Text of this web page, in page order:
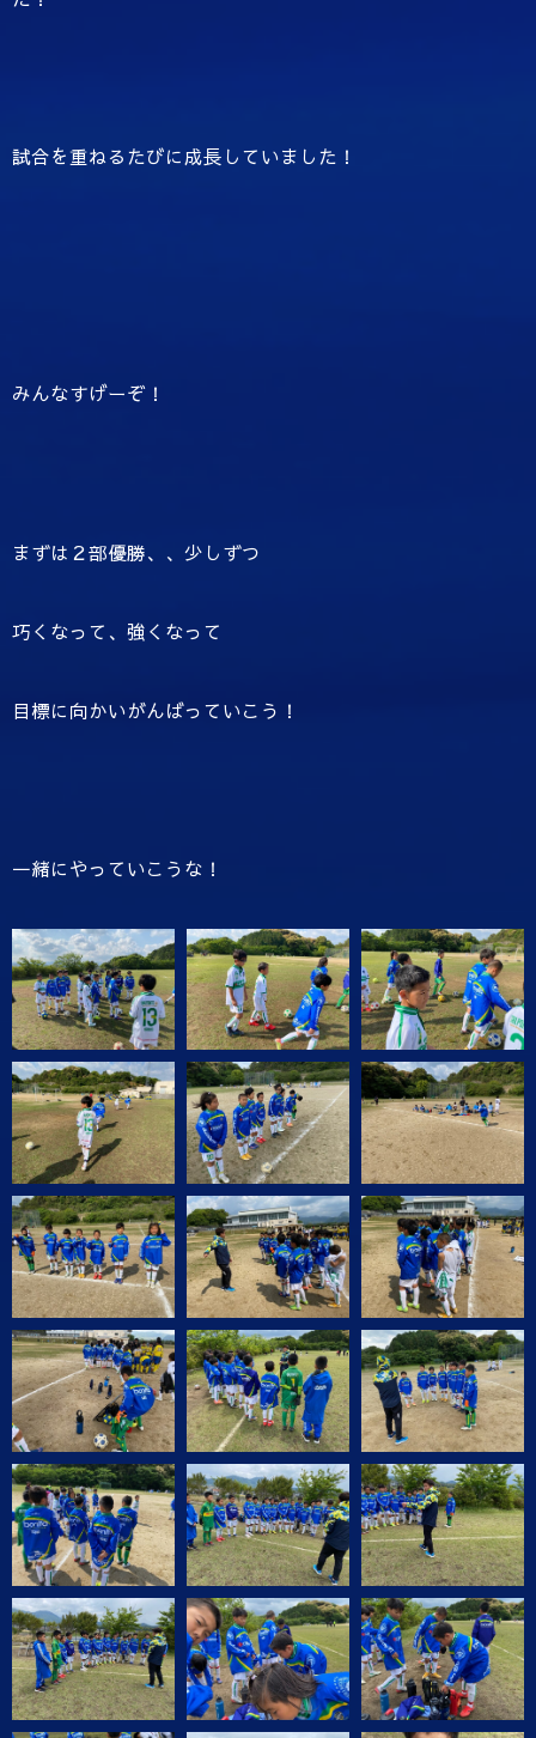
試合を重ねるたびに成長していました！
みんなすげーぞ！
まずは２部優勝、、少しずつ
巧くなって、強くなって
目標に向かいがんばっていこう！
一緒にやっていこうな！